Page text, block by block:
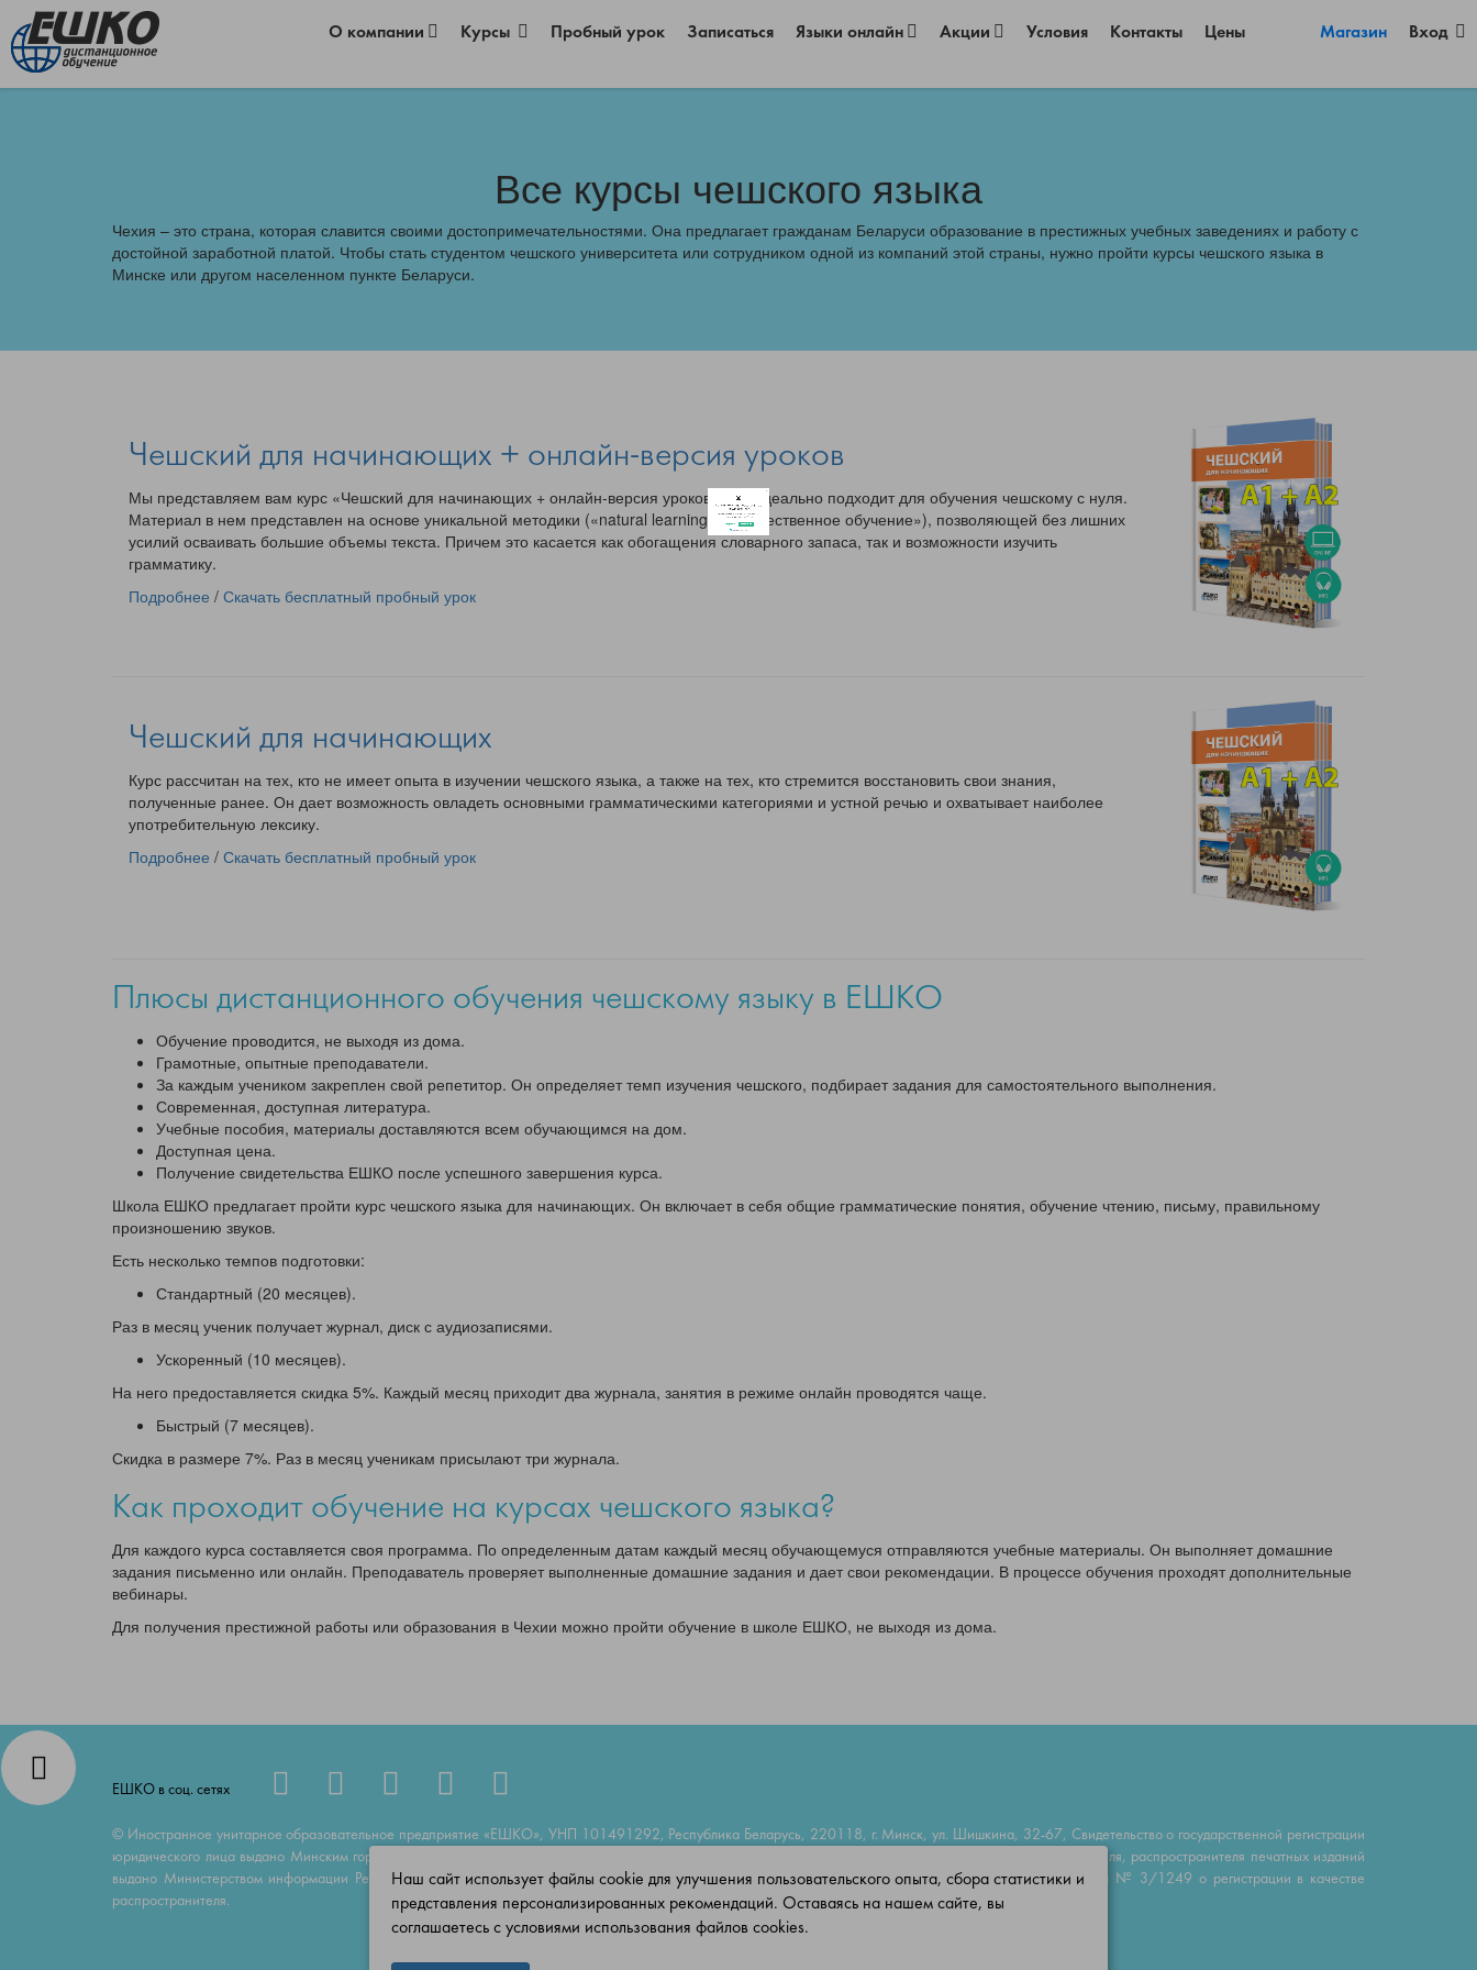
Хотите получать персональные
предложения?
Разрешите сайту eshko.by отправлять вам
уведомления на рабочий стол
О компании Курсы Пробный урок Записаться Языки онлайн Акции Условия Контакты Цены Магазин Вход
Все курсы чешского языка
Чехия – это страна, которая славится своими достопримечательностями. Она предлагает гражданам Беларуси образование в престижных учебных заведениях и работу с
достойной заработной платой. Чтобы стать студентом чешского университета или сотрудником одной из компаний этой страны, нужно пройти курсы чешского языка в
Минске или другом населенном пункте Беларуси.
Чешский для начинающих + онлайн-версия уроков
Мы представляем вам курс «Чешский для начинающих + онлайн-версия уроков». Он идеально подходит для обучения чешскому с нуля.
Материал в нем представлен на основе уникальной методики («natural learning» – «естественное обучение»), позволяющей без лишних
усилий осваивать большие объемы текста. Причем это касается как обогащения словарного запаса, так и возможности изучить
грамматику.
Подробнее / Скачать бесплатный пробный урок
Чешский для начинающих
Курс рассчитан на тех, кто не имеет опыта в изучении чешского языка, а также на тех, кто стремится восстановить свои знания,
полученные ранее. Он дает возможность овладеть основными грамматическими категориями и устной речью и охватывает наиболее
употребительную лексику.
Подробнее / Скачать бесплатный пробный урок
Плюсы дистанционного обучения чешскому языку в ЕШКО
Обучение проводится, не выходя из дома.
Грамотные, опытные преподаватели.
За каждым учеником закреплен свой репетитор. Он определяет темп изучения чешского, подбирает задания для самостоятельного выполнения.
Современная, доступная литература.
Учебные пособия, материалы доставляются всем обучающимся на дом.
Доступная цена.
Получение свидетельства ЕШКО после успешного завершения курса.
Школа ЕШКО предлагает пройти курс чешского языка для начинающих. Он включает в себя общие грамматические понятия, обучение чтению, письму, правильному
произношению звуков.
Есть несколько темпов подготовки:
Стандартный (20 месяцев).
Раз в месяц ученик получает журнал, диск с аудиозаписями.
Ускоренный (10 месяцев).
На него предоставляется скидка 5%. Каждый месяц приходит два журнала, занятия в режиме онлайн проводятся чаще.
Быстрый (7 месяцев).
Скидка в размере 7%. Раз в месяц ученикам присылают три журнала.
Как проходит обучение на курсах чешского языка?
Для каждого курса составляется своя программа. По определенным датам каждый месяц обучающемуся отправляются учебные материалы. Он выполняет домашние
задания письменно или онлайн. Преподаватель проверяет выполненные домашние задания и дает свои рекомендации. В процессе обучения проходят дополнительные
вебинары.
Для получения престижной работы или образования в Чехии можно пройти обучение в школе ЕШКО, не выходя из дома.
ЕШКО в соц. сетях
© Иностранное унитарное образовательное предприятие «ЕШКО», УНП 101491292, Республика Беларусь, 220118, г. Минск, ул. Шишкина, 32-67, Свидетельство о государственной регистрации
юридического лица выдано Минским горисполкомом 23 июня 2014 г. № 101491292, Свидетельство о государственной регистрации издателя, изготовителя, распространителя печатных изданий
выдано Министерством информации Республики Беларусь 11 августа 2014 г. за № 1/798 о регистрации в качестве издателя; 11 апреля 2016 г. за № 3/1249 о регистрации в качестве
распространителя.
Наш сайт использует файлы cookie для улучшения пользовательского опыта, сбора статистики и
представления персонализированных рекомендаций. Оставаясь на нашем сайте, вы
соглашаетесь с условиями использования файлов cookies.